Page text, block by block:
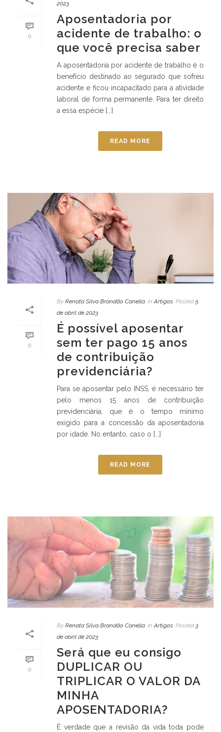
0
2023
Aposentadoria por
acidente de trabalho: o
que você precisa saber
A aposentadoria por acidente de trabalho é o
benefício destinado ao segurado que sofreu
acidente e ficou incapacitado para a atividade
laboral de forma permanente. Para ter direito
a essa espécie [...]
READ MORE
0
By Renata Silva Brandão Canella In Artigos Posted 5
de abril de 2023
É possível aposentar
sem ter pago 15 anos
de contribuição
previdenciária?
Para se aposentar pelo INSS, é necessário ter
pelo menos 15 anos de contribuição
previdenciária, que é o tempo mínimo
exigido para a concessão da aposentadoria
por idade. No entanto, caso o [...]
READ MORE
0
By Renata Silva Brandão Canella In Artigos Posted 3
de abril de 2023
Será que eu consigo
DUPLICAR OU
TRIPLICAR O VALOR DA
MINHA
APOSENTADORIA?
É verdade que a revisão da vida toda pode